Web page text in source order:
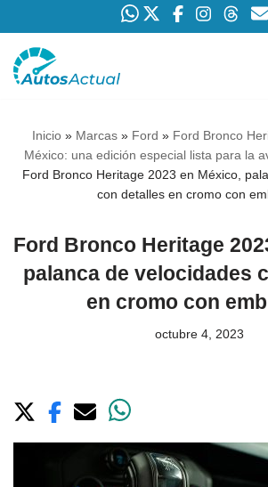
Saltar
Inicio» Marcas» Ford » Ford Bronco
México: una edición especial lista para la
Ford Bronco Heritage 2023 en México,
con detalles en cromo con
Ford Bronco Heritage
palanca de velocidades
en cromo con
octubre 4, 2023